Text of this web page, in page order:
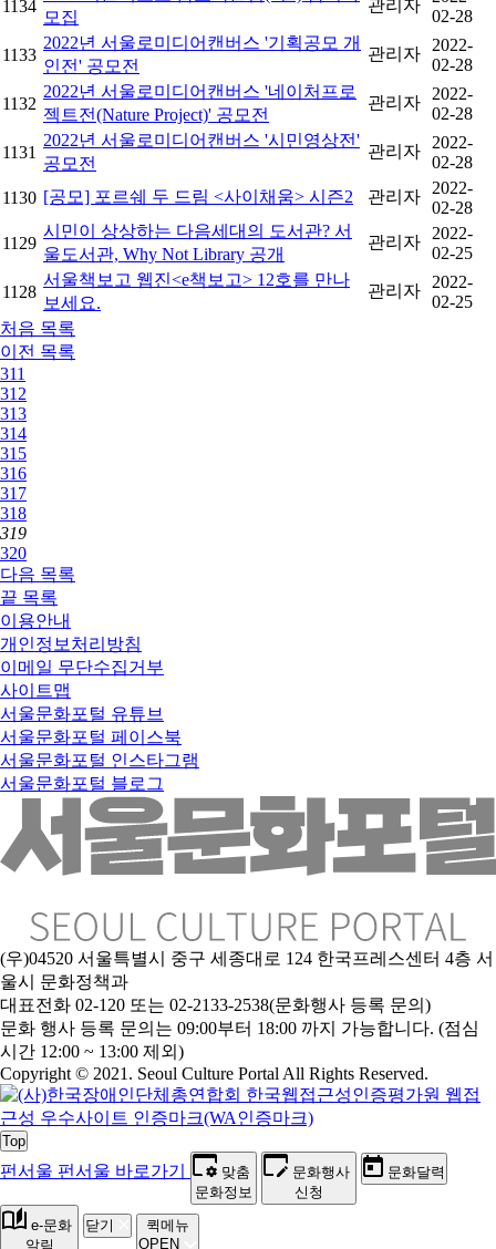
1134
모집
관리자
02-28
1133
2022년 서울로미디어캔버스 '기획공모 개
인전' 공모전
관리자
2022-
02-28
1132
2022년 서울로미디어캔버스 '네이처프로
젝트전(Nature Project)' 공모전
관리자
2022-
02-28
1131
2022년 서울로미디어캔버스 '시민영상전'
공모전
관리자
2022-
02-28
1130 [공모] 포르쉐 두 드림 <사이채움> 시즌2 관리자
2022-
02-28
1129
시민이 상상하는 다음세대의 도서관? 서
울도서관, Why Not Library 공개
관리자
2022-
02-25
1128
서울책보고 웹진<e책보고> 12호를 만나
보세요.
관리자
2022-
02-25
처음 목록
이전 목록
311
312
313
314
315
316
317
318
319
320
다음 목록
끝 목록
이용안내
개인정보처리방침
이메일 무단수집거부
사이트맵
서울문화포털 유튜브
서울문화포털 페이스북
서울문화포털 인스타그램
서울문화포털 블로그
(우)04520 서울특별시 중구 세종대로 124 한국프레스센터 4층 서
울시 문화정책과
대표전화 02-120 또는 02-2133-2538(문화행사 등록 문의)
문화 행사 등록 문의는 09:00부터 18:00 까지 가능합니다. (점심
시간 12:00 ~ 13:00 제외)
Copyright © 2021. Seoul Culture Portal All Rights Reserved.
Top
펀서울 펀서울 바로가기
맞춤
문화정보
문화행사
신청
문화달력
e-문화
알림
닫기
퀵메뉴
OPEN